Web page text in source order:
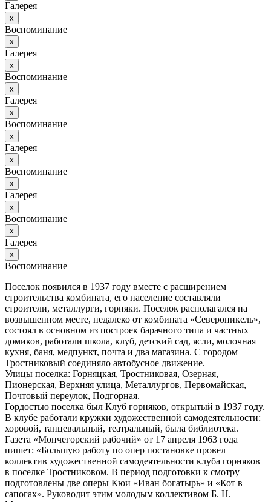
Галерея
х
Воспоминание
х
Галерея
х
Воспоминание
х
Галерея
х
Воспоминание
х
Галерея
х
Воспоминание
х
Галерея
х
Воспоминание
х
Галерея
х
Воспоминание
Поселок появился в 1937 году вместе с расширением
строительства комбината, его население составляли
строители, металлурги, горняки. Поселок располагался на
возвышенном месте, недалеко от комбината «Североникель»,
состоял в основном из построек барачного типа и частных
домиков, работали школа, клуб, детский сад, ясли, молочная
кухня, баня, медпункт, почта и два магазина. С городом
Тростниковый соединяло автобусное движение.
Улицы поселка: Горняцкая, Тростниковая, Озерная,
Пионерская, Верхняя улица, Металлургов, Первомайская,
Почтовый переулок, Подгорная.
Гордостью поселка был Клуб горняков, открытый в 1937 году.
В клубе работали кружки художественной самодеятельности:
хоровой, танцевальный, театральный, была библиотека.
Газета «Мончегорский рабочий» от 17 апреля 1963 года
пишет: «Большую работу по опер постановке провел
коллектив художественной самодеятельности клуба горняков
в поселке Тростниковом. В период подготовки к смотру
подготовлены две оперы Кюи «Иван богатырь» и «Кот в
сапогах». Руководит этим молодым коллективом Б. Н.